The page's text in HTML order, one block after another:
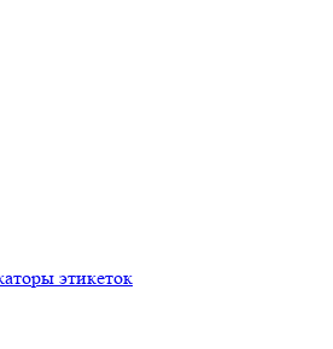
этикеток